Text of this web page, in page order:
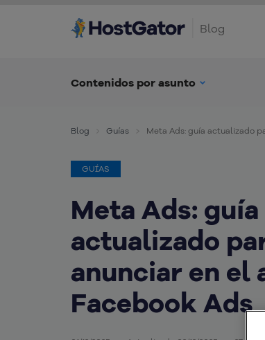
Blog
Contenidos por asunto
Blog Guías Meta Ads: guía actualizado
GUÍAS
Meta Ads: guía
actualizado
anunciar en el
Facebook Ads